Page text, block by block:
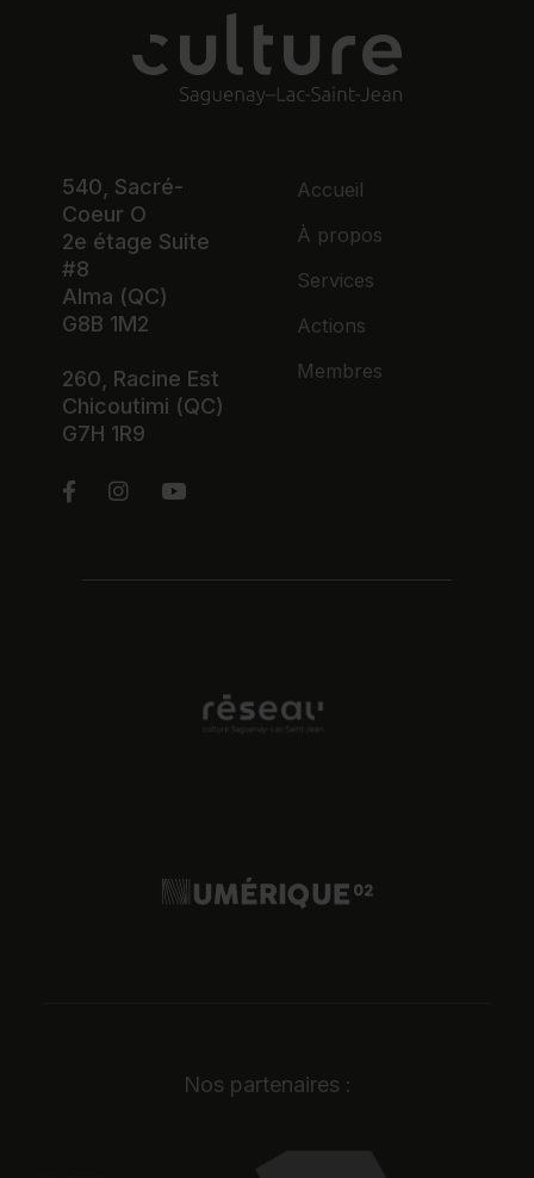
540, Sacré-
Coeur O
2e étage Suite
#8
Alma (QC)
G8B 1M2
260, Racine Est
Chicoutimi (QC)
G7H 1R9
Accueil
À propos
Services
Actions
Membres
Nos partenaires :